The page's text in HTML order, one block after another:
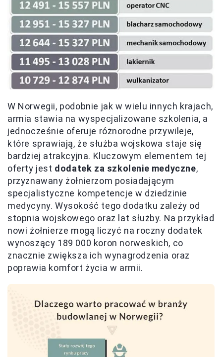
W Norwegii, podobnie jak w wielu innych krajach,
armia stawia na wyspecjalizowane szkolenia, a
jednocześnie oferuje różnorodne przywileje,
które sprawiają, że służba wojskowa staje się
bardziej atrakcyjna. Kluczowym elementem tej
oferty jest dodatek za szkolenie medyczne,
przyznawany żołnierzom posiadającym
specjalistyczne kompetencje w dziedzinie
medycyny. Wysokość tego dodatku zależy od
stopnia wojskowego oraz lat służby. Na przykład
nowi żołnierze mogą liczyć na roczny dodatek
wynoszący 189 000 koron norweskich, co
znacznie zwiększa ich wynagrodzenia oraz
poprawia komfort życia w armii.